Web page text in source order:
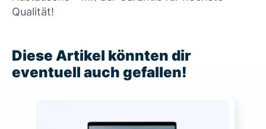
Qualität!
Diese Artikel könnten dir
eventuell auch gefallen!